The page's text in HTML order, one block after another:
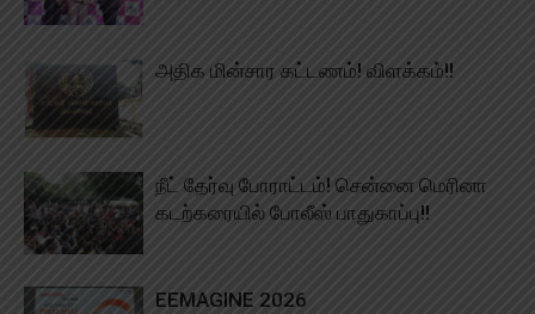
அதிக மின்சார கட்டணம்! விளக்கம்!!
நீட் தேர்வு போராட்டம்! சென்னை மெரினா
கடற்கரையில் போலீஸ் பாதுகாப்பு!!
EEMAGINE 2026